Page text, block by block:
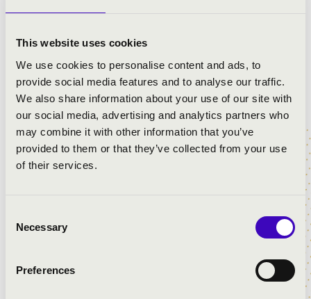
This website uses cookies
We use cookies to personalise content and ads, to
provide social media features and to analyse our traffic.
We also share information about your use of our site with
our social media, advertising and analytics partners who
may combine it with other information that you’ve
provided to them or that they’ve collected from your use
of their services.
Selection
Necessary
Preferences
ZENÉS ÁHITAT
Alföldy-Boruss Csilla
A koncert ingyenes!
20:00, Nagytemplom